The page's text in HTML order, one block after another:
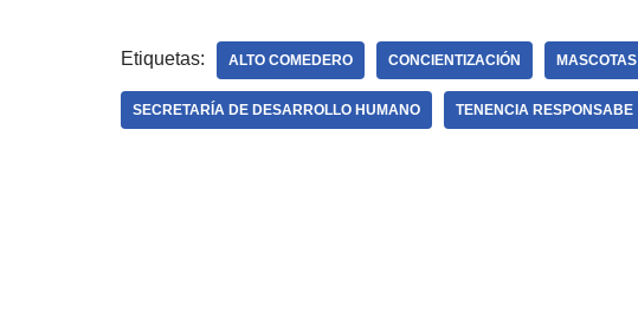
Etiquetas: ALTO COMEDERO CONCIENTIZACIÓN MASCOTAS
SECRETARÍA DE DESARROLLO HUMANO TENENCIA RESPONSABE